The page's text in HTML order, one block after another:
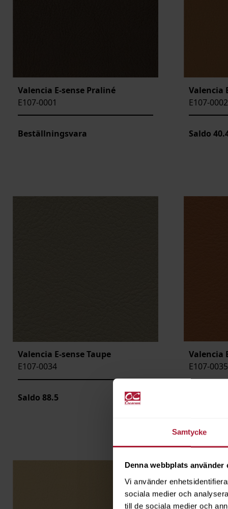
Samtycke
Denna webbplats använder
Vi använder
sociala medier och
till de sociala medier och
Valencia E-sense Praliné
E107-0001
Beställningsvara
Valencia
E107-0002
Saldo
Valencia E-sense Taupe
E107-0034
Saldo 88.5
Valencia
E107-0035